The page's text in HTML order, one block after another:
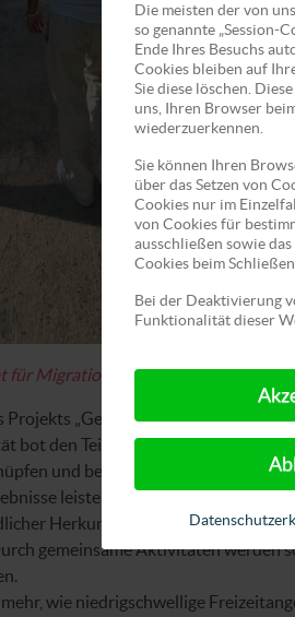
für Migration und Flüchtlinge
„Get it! gemeinsam.
bot den Teilnehmern die
und bestehende Beziehungen zu
leisten einen wichtigen
Herkunft, stärken das
gemeinsame Aktivitäten werden
wie niedrigschwellige
Die meisten der von
so genannte „Session-
Ende Ihres Besuchs
Cookies bleiben auf
Sie diese löschen.
uns, Ihren Browser
wiederzuerkennen.
Sie können Ihren
über das Setzen von
Cookies nur im
von Cookies für
ausschließen sowie
Cookies beim
Bei der Deaktivierung
Funktionalität dieser